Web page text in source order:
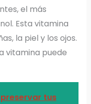
el más
Esta vitamina
la piel y los ojos.
vitamina puede
preservar tus